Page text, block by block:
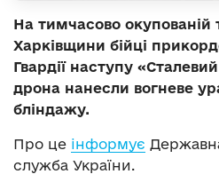
На тимчасово окупованій
Харківщини бійці
Гвардії наступу
дрона нанесли вогневе
бліндажу.
Про це інформує
служба України.